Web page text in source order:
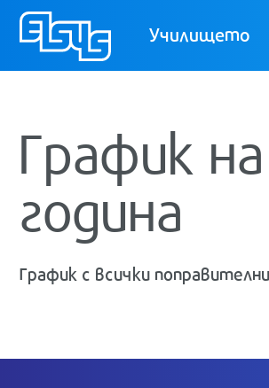
Училището
График
година
График с всички